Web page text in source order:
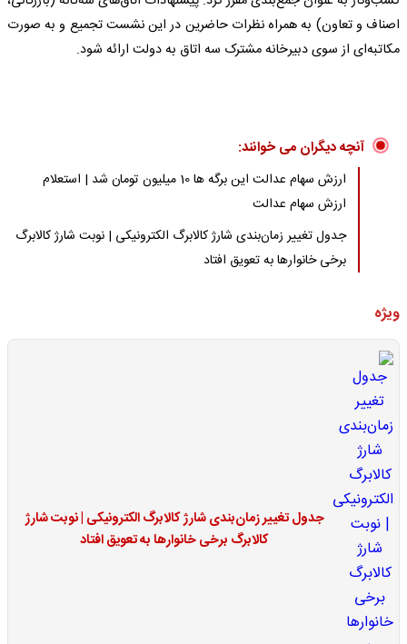
اصناف و تعاون) به همراه نظرات حاضرین در این نشست تجمیع و به صورت
مکاتبه‌ای از سوی دبیرخانه مشترک سه اتاق به دولت ارائه شود.
آنچه دیگران می خوانند:
ارزش سهام عدالت این برگه ها 10 میلیون تومان شد | استعلام
ارزش سهام عدالت
جدول تغییر زمان‌بندی شارژ کالابرگ الکترونیکی | نوبت شارژ کالابرگ
برخی خانوارها به تعویق افتاد
ویژه
جدول تغییر زمان‌بندی شارژ کالابرگ الکترونیکی | نوبت شارژ
کالابرگ برخی خانوارها به تعویق افتاد